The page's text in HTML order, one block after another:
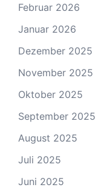
Februar 2026
Januar 2026
Dezember 2025
November 2025
Oktober 2025
September 2025
August 2025
Juli 2025
Juni 2025